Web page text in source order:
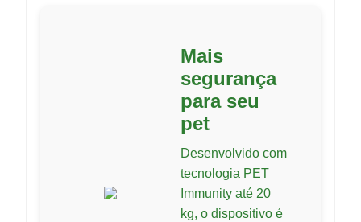
Mais
segurança
para seu
pet
Desenvolvido com
tecnologia PET
Immunity até 20
kg, o dispositivo é